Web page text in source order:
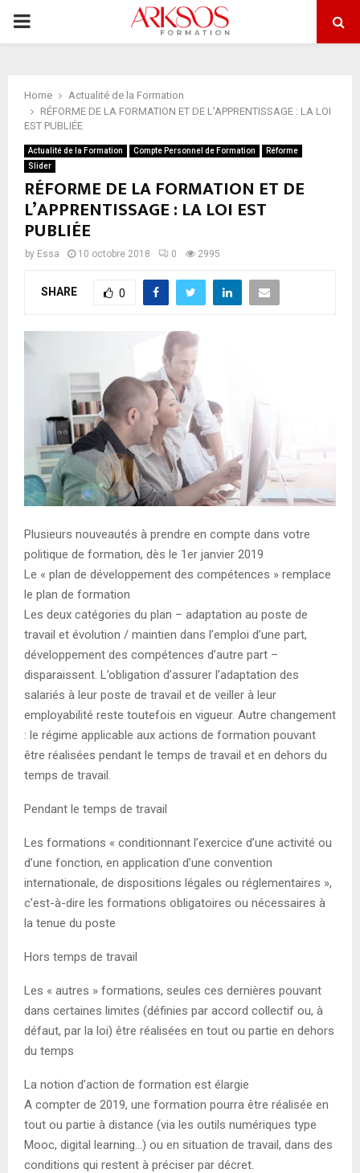
PRIMARY
Home
Actualité de la Formation
RÉFORME DE LA FORMATION ET DE L’APPRENTISSAGE : LA LOI
EST PUBLIÉE
Actualité de la Formation Compte Personnel de Formation
Réforme
Slider
RÉFORME DE LA FORMATION ET DE
L’APPRENTISSAGE : LA LOI EST
PUBLIÉE
by Essa 10 octobre 2018 0 2995
SHARE 0
Plusieurs nouveautés à prendre en compte dans votre
politique de formation, dès le 1er janvier 2019
Le « plan de développement des compétences » remplace
le plan de formation
Les deux catégories du plan – adaptation au poste de
travail et évolution / maintien dans l’emploi d’une part,
développement des compétences d’autre part –
disparaissent. L’obligation d’assurer l’adaptation des
salariés à leur poste de travail et de veiller à leur
employabilité reste toutefois en vigueur. Autre changement
: le régime applicable aux actions de formation pouvant
être réalisées pendant le temps de travail et en dehors du
temps de travail.
Pendant le temps de travail
Les formations « conditionnant l’exercice d’une activité ou
d’une fonction, en application d’une convention
internationale, de dispositions légales ou réglementaires »,
c’est-à-dire les formations obligatoires ou nécessaires à
la tenue du poste
Hors temps de travail
Les « autres » formations, seules ces dernières pouvant
dans certaines limites (définies par accord collectif ou, à
défaut, par la loi) être réalisées en tout ou partie en dehors
du temps
La notion d’action de formation est élargie
A compter de 2019, une formation pourra être réalisée en
tout ou partie à distance (via les outils numériques type
Mooc, digital learning…) ou en situation de travail, dans des
conditions qui restent à préciser par décret.